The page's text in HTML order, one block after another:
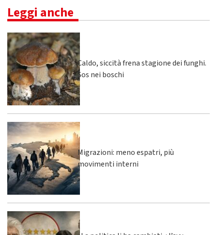
Leggi anche
Caldo, siccità frena stagione dei funghi.
Sos nei boschi
Migrazioni: meno espatri, più
movimenti interni